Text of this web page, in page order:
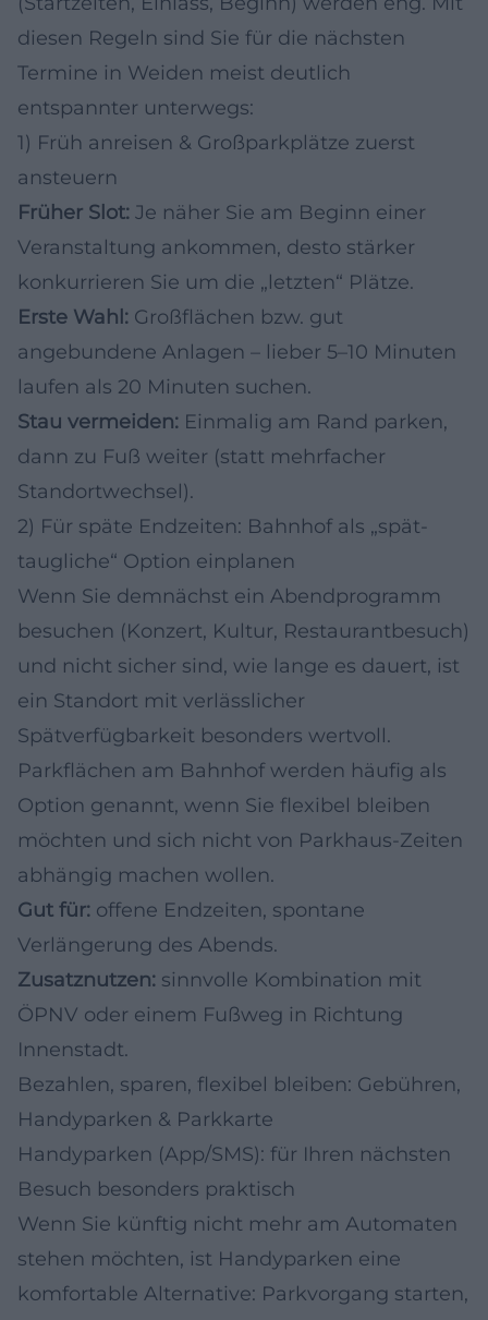
diesen Regeln sind Sie für die nächsten
Termine in Weiden meist deutlich
entspannter unterwegs:
1) Früh anreisen & Großparkplätze zuerst
ansteuern
Früher Slot: Je näher Sie am Beginn einer
Veranstaltung ankommen, desto stärker
konkurrieren Sie um die „letzten“ Plätze.
Erste Wahl: Großflächen bzw. gut
angebundene Anlagen – lieber 5–10 Minuten
laufen als 20 Minuten suchen.
Stau vermeiden: Einmalig am Rand parken,
dann zu Fuß weiter (statt mehrfacher
Standortwechsel).
2) Für späte Endzeiten: Bahnhof als „spät-
taugliche“ Option einplanen
Wenn Sie demnächst ein Abendprogramm
besuchen (Konzert, Kultur, Restaurantbesuch)
und nicht sicher sind, wie lange es dauert, ist
ein Standort mit verlässlicher
Spätverfügbarkeit besonders wertvoll.
Parkflächen am Bahnhof werden häufig als
Option genannt, wenn Sie flexibel bleiben
möchten und sich nicht von Parkhaus-Zeiten
abhängig machen wollen.
Gut für: offene Endzeiten, spontane
Verlängerung des Abends.
Zusatznutzen: sinnvolle Kombination mit
ÖPNV oder einem Fußweg in Richtung
Innenstadt.
Bezahlen, sparen, flexibel bleiben: Gebühren,
Handyparken & Parkkarte
Handyparken (App/SMS): für Ihren nächsten
Besuch besonders praktisch
Wenn Sie künftig nicht mehr am Automaten
stehen möchten, ist Handyparken eine
komfortable Alternative: Parkvorgang starten,